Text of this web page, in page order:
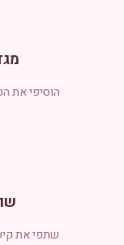
הוסיפי את
שתפי את